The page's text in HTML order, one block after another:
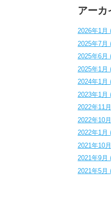
アーカ
2026年1月
2025年7月
2025年6月
2025年1月
2024年1月
2023年1月
2022年11
2022年10
2022年1月
2021年10
2021年9月
2021年5月